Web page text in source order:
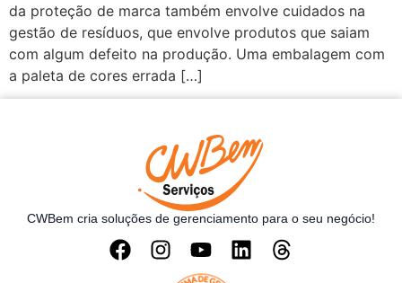
da proteção de marca também envolve cuidados na
gestão de resíduos, que envolve produtos que saiam
com algum defeito na produção. Uma embalagem com
a paleta de cores errada […]
CWBem cria soluções de gerenciamento para o seu negócio!